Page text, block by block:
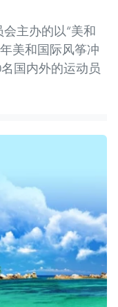
会主办的以“美和
美和国际风筝冲
国内外的运动员